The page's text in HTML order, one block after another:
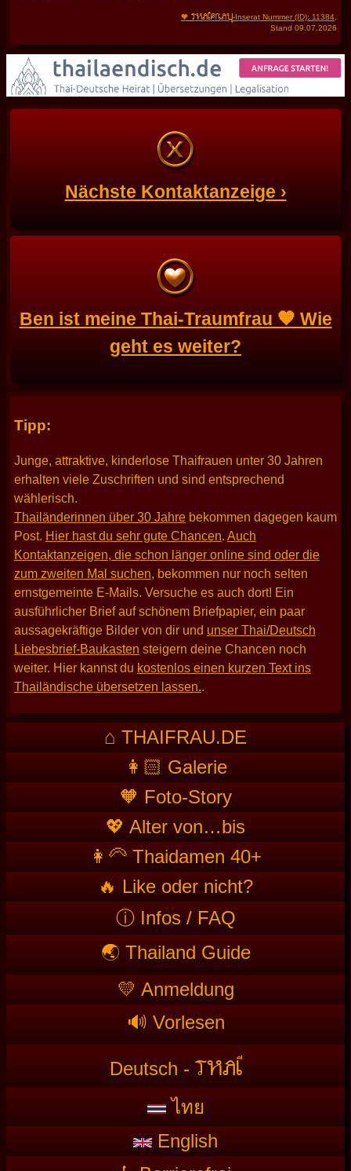
🧡 THAIFRAU-Inserat Nummer (ID): 11384
Stand 09.07.2026
Nächste Kontaktanzeige ›
Ben ist meine Thai-Traumfrau 🧡 Wie
geht es weiter?
Tipp:
Junge, attraktive, kinderlose Thaifrauen unter 30 Jahren
erhalten viele Zuschriften und sind entsprechend
wählerisch.
Thailänderinnen über 30 Jahre bekommen dagegen kaum
Post. Hier hast du sehr gute Chancen. Auch
Kontaktanzeigen, die schon länger online sind oder die
zum zweiten Mal suchen, bekommen nur noch selten
ernstgemeinte E-Mails. Versuche es auch dort! Ein
ausführlicher Brief auf schönem Briefpapier, ein paar
aussagekräftige Bilder von dir und unser Thai/Deutsch
Liebesbrief-Baukasten steigern deine Chancen noch
weiter. Hier kannst du kostenlos einen kurzen Text ins
Thailändische übersetzen lassen..
⌂ THAIFRAU.DE
👩🏻 Galerie
🧡 Foto-Story
💖 Alter von…bis
👩‍🦳 Thaidamen 40+
🔥 Like oder nicht?
ⓘ Infos / FAQ
🌏 Thailand Guide
💛 Anmeldung
🔊 Vorlesen
Deutsch - THAI
ไทย
English